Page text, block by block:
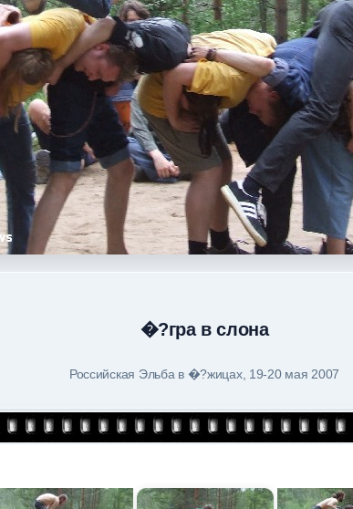
�?гра в слона
Российская Эльба в �?жицах, 19-20 мая 2007